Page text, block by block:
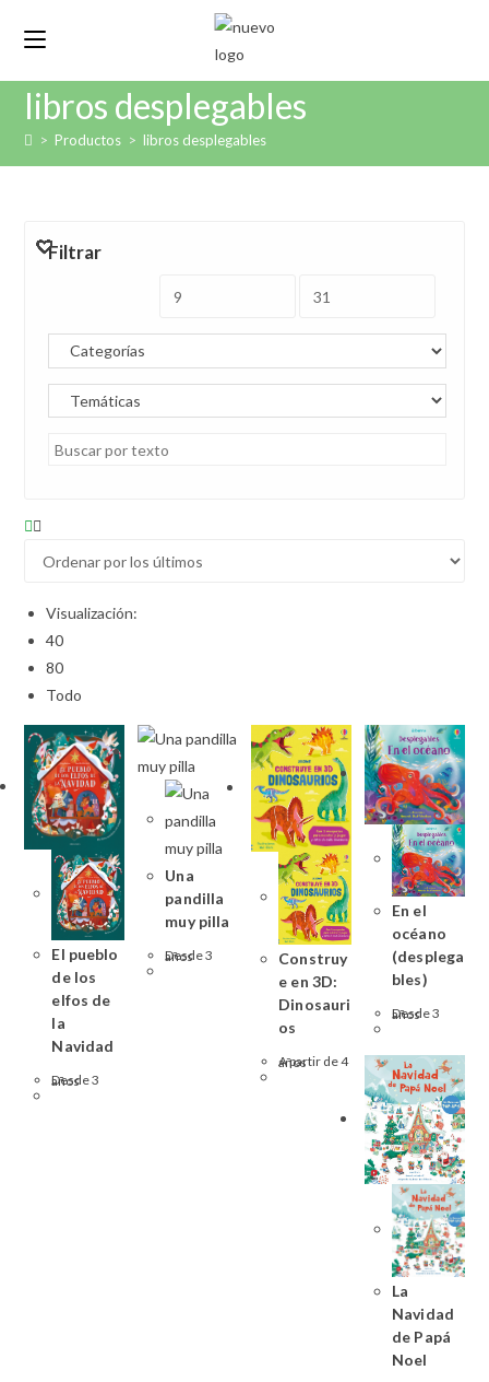
libros desplegables
> Productos > libros desplegables
Filtrar
Visualización:
40
80
Todo
El pueblo
de los
elfos de
la
Navidad
Desde 3 años
Una
pandilla
muy pilla
Desde 3 años
Construy
e en 3D:
Dinosauri
os
A partir de 4 años
En el
océano
(desplega
bles)
Desde 3 años
La
Navidad
de Papá
Noel